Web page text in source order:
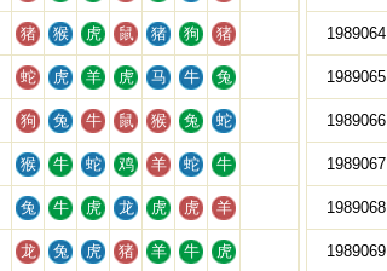
猪 猴 虎 鼠 猪 狗 猪
蛇 虎 羊 虎 马 牛 兔
狗 兔 牛 鼠 猴 兔 蛇
猴 牛 蛇 鸡 羊 蛇 牛
兔 牛 虎 龙 虎 虎 羊
龙 兔 虎 猪 羊 牛 虎
1989064
1989065
1989066
1989067
1989068
1989069